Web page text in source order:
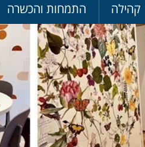
קהילה התמחות והכשרה